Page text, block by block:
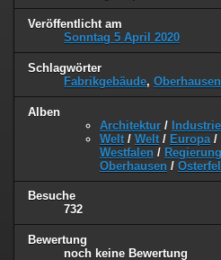
Veröffentlicht am
Sonntag 5 April 2020
Schlagwörter
Fabrikgebäude, Oberhausen
Alben
Architektur / Industrie
Welt / Welt / Europa /
Westfalen /
Oberhausen /
Besuche
732
Bewertung
noch keine Bewertung